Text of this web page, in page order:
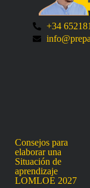
+34
Consejos para
elaborar una
Situación de
aprendizaje
LOMLOE 2027